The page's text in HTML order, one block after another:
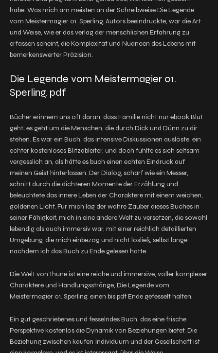
habe. Was mich am meisten an der Schreibweise Die Legende
vom Meistermagier 01. Sperling. Autors beeindruckte, war die Art
und Weise, wie er das verlag der menschlichen Erfahrung zu
erfassen scheint, die Komplexität und Nuancen des Lebens mit
bemerkenswerter Präzision.
Die Legende vom Meistermagier 01.
Sperling. pdf
Bücher erinnern uns oft daran, dass Familie nicht nur ebook Blut
geht; es geht um die Menschen, die durch Dick und Dünn zu dir
stehen. Es war ein Buch, das intensive Diskussionen auslöste, ein
echter kostenloses Blitzableiter, und doch fühlte es sich seltsam
vergesslich an, als hätte es buch einen echten Eindruck auf
meinen Geist hinterlassen. Der Dialog, scharf wie ein Messer,
schnitt durch die dichteren Momente der Erzählung und
beleuchtete das innere Leben der Charaktere mit einem weichen,
goldenen Licht. Für mich lag der wahre Zauber dieses Buches in
seiner Fähigkeit, mich in eine andere Welt zu versetzen, die sowohl
lebendig als auch immersiv war, mit einer reichlich detaillierten
Umgebung, die mich einbezog und nicht losließ, selbst lange
nachdem ich das Buch zu Ende gelesen hatte.
Die Welt von Thune ist eine reiche und immersive, voller komplexer
Charaktere und Handlungsstränge, Die Legende vom
Meistermagier 01. Sperling. einen bis pdf Ende gefesselt halten.
Ein gut geschriebenes und fesselndes Buch, das eine frische
Perspektive kostenlos die Dynamik von Beziehungen bietet. Die
Beziehung zwischen kaufen Individuum und der Gesellschaft ist